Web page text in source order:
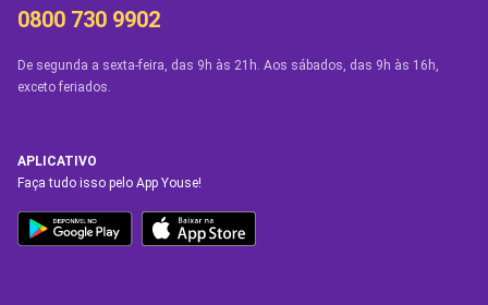
0800 730 9902
De segunda a sexta-feira, das 9h às 21h. Aos sábados, das 9h às 16h,
exceto feriados.
APLICATIVO
Faça tudo isso pelo App Youse!